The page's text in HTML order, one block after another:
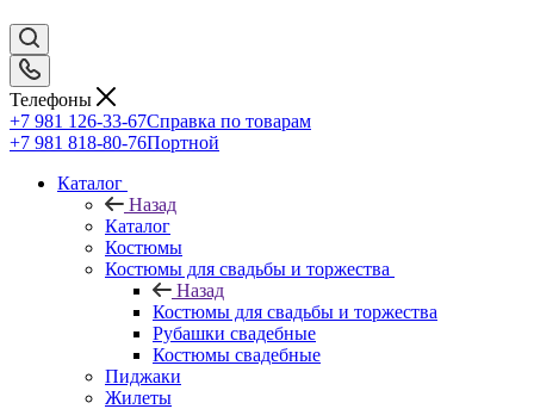
Телефоны
+7 981 126-33-67Справка по товарам
+7 981 818-80-76Портной
Каталог
Назад
Каталог
Костюмы
Костюмы для свадьбы и торжества
Назад
Костюмы для свадьбы и торжества
Рубашки свадебные
Костюмы свадебные
Пиджаки
Жилеты